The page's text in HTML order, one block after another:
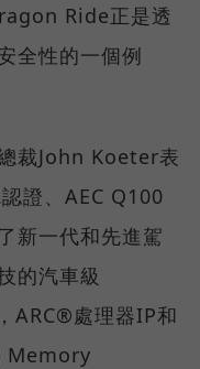
Ride正是透
全性的一個例
裁John Koeter表
證、AEC Q100
新一代和先進駕
的汽車級
處理器IP和
Memory